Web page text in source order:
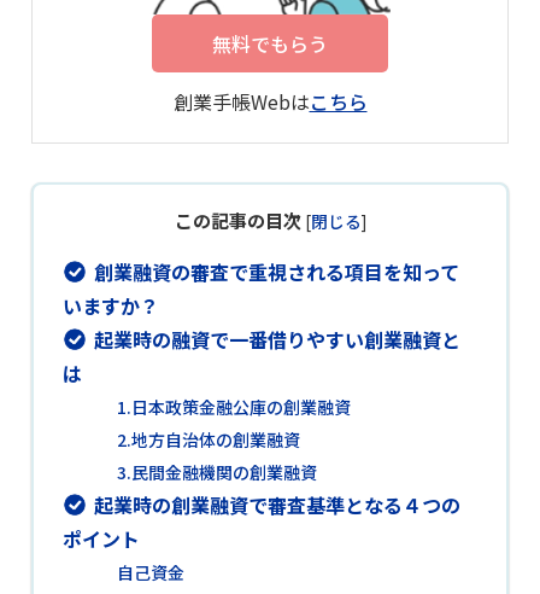
無料でもらう
創業手帳Webはこちら
この記事の目次 [閉じる]
創業融資の審査で重視される項目を知って
いますか？
起業時の融資で一番借りやすい創業融資と
は
1.日本政策金融公庫の創業融資
2.地方自治体の創業融資
3.民間金融機関の創業融資
起業時の創業融資で審査基準となる４つの
ポイント
自己資金